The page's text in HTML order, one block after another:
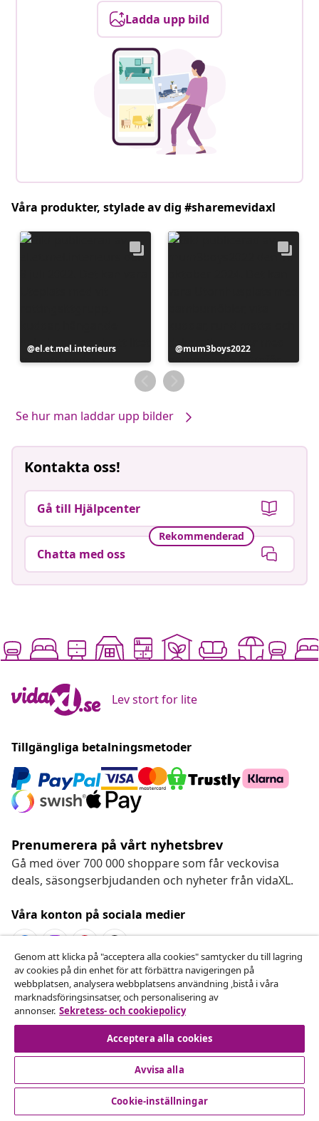
Ladda upp bild
Våra produkter, stylade av dig #sharemevidaxl
Inlägg
publicerat
el.et.mel.interieurs
Inlägg
publicerat
av
mum3boys2022
Se hur man laddar upp bilder
Kontakta oss!
Gå till Hjälpcenter
Rekommenderad
Chatta med oss
Lev stort for lite
Tillgängliga betalningsmetoder
Prenumerera på vårt nyhetsbrev
Gå med över 700 000 shoppare som får veckovisa
deals, säsongserbjudanden och nyheter från vidaXL.
Våra konton på sociala medier
Avbryta avtalet
Skicka in en begäran om uttag för din beställning.
Avbryta avtalet
Genom att klicka på "acceptera alla cookies" samtycker du till lagring
av cookies på din enhet för att förbättra navigeringen på
webbplatsen, analysera webbplatsens användning ,bistå i våra
marknadsföringsinsatser, och personalisering av
annonser. Sekretess- och cookiepolicy
Acceptera alla cookies
Avvisa alla
Cookie-inställningar